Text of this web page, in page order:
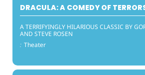
DRACULA: A COMEDY OF
A TERRIFYINGLY HILARIOUS CLASSIC BY
AND STEVE ROSEN
: Theater